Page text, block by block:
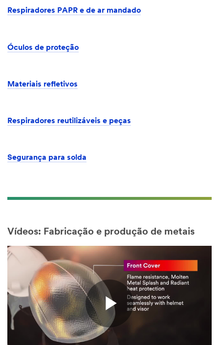
Respiradores PAPR e de ar mandado
Óculos de proteção
Materiais refletivos
Respiradores reutilizáveis e peças
Segurança para solda
Vídeos: Fabricação e produção de metais
Play